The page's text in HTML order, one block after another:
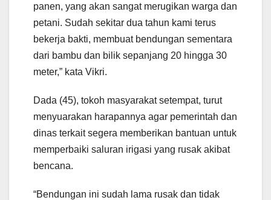
panen, yang akan sangat merugikan warga dan
petani. Sudah sekitar dua tahun kami terus
bekerja bakti, membuat bendungan sementara
dari bambu dan bilik sepanjang 20 hingga 30
meter,” kata Vikri.
Dada (45), tokoh masyarakat setempat, turut
menyuarakan harapannya agar pemerintah dan
dinas terkait segera memberikan bantuan untuk
memperbaiki saluran irigasi yang rusak akibat
bencana.
“Bendungan ini sudah lama rusak dan tidak